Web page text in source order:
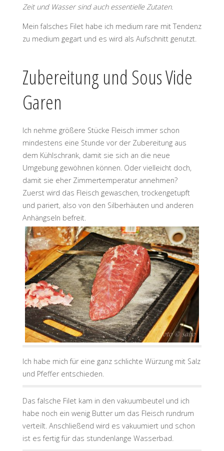
Zeit und Wasser sind auch essentielle Zutaten.
Mein falsches Filet habe ich medium rare mit Tendenz
zu medium gegart und es wird als Aufschnitt genutzt.
Zubereitung und Sous Vide
Garen
Ich nehme größere Stücke Fleisch immer schon
mindestens eine Stunde vor der Zubereitung aus
dem Kühlschrank, damit sie sich an die neue
Umgebung gewöhnen können. Oder vielleicht doch,
damit sie eher Zimmertemperatur annehmen?
Zuerst wird das Fleisch gewaschen, trockengetupft
und pariert, also von den Silberhäuten und anderen
Anhängseln befreit.
Ich habe mich für eine ganz schlichte Würzung mit Salz
und Pfeffer entschieden.
Das falsche Filet kam in den vakuumbeutel und ich
habe noch ein wenig Butter um das Fleisch rundrum
verteilt. Anschließend wird es vakuumiert und schon
ist es fertig für das stundenlange Wasserbad.